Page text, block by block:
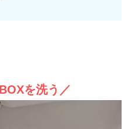
を洗う／